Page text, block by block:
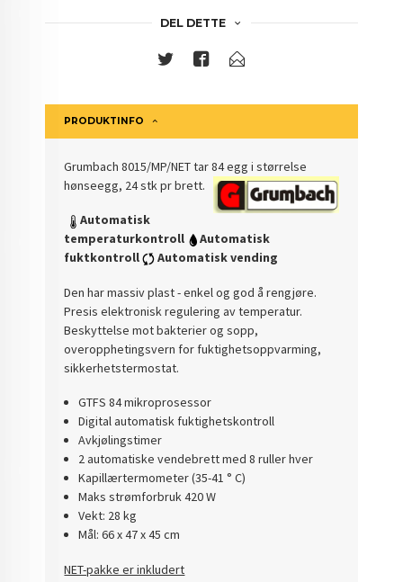
DEL DETTE
PRODUKTINFO
Grumbach 8015/MP/NET tar 84 egg i størrelse
hønseegg, 24 stk pr brett.
Automatisk
temperaturkontroll
Automatisk
fuktkontroll
Automatisk vending
Den har massiv plast - enkel og god å rengjøre.
Presis elektronisk regulering av temperatur.
Beskyttelse mot bakterier og sopp,
overopphetingsvern for fuktighetsoppvarming,
sikkerhetstermostat.
GTFS 84 mikroprosessor
Digital automatisk fuktighetskontroll
Avkjølingstimer
2 automatiske vendebrett med 8 ruller hver
Kapillærtermometer (35-41 ° C)
Maks strømforbruk 420 W
Vekt: 28 kg
Mål: 66 x 47 x 45 cm
NET-pakke er inkludert